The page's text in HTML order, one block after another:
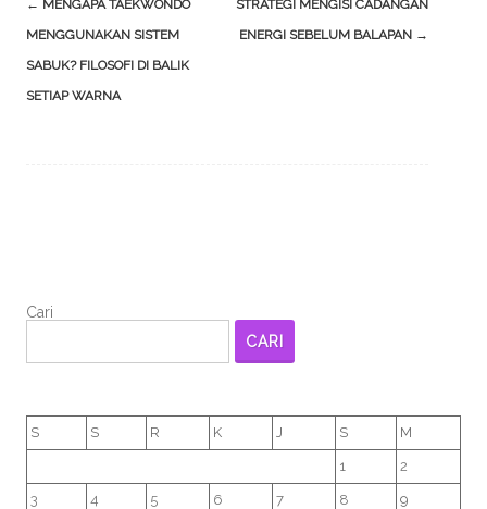
navigation
← MENGAPA TAEKWONDO
MENGGUNAKAN SISTEM
SABUK? FILOSOFI DI BALIK
SETIAP WARNA
STRATEGI MENGISI CADANGAN
ENERGI SEBELUM BALAPAN →
Cari
CARI
S S R K J S M
1 2
3 4 5 6 7 8 9